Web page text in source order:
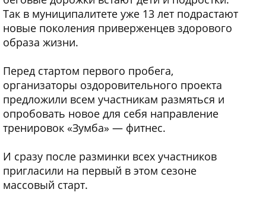
Так в муниципалитете уже 13 лет подрастают
новые поколения приверженцев здорового
образа жизни.
Перед стартом первого пробега,
организаторы оздоровительного проекта
предложили всем участникам размяться и
опробовать новое для себя направление
тренировок «Зумба» — фитнес.
И сразу после разминки всех участников
пригласили на первый в этом сезоне
массовый старт.